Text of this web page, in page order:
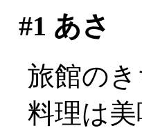
#1 あさ
旅館の
料理は